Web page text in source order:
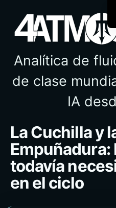
Analítica de
de clase
IA
La Cuchilla y
Empuñadura:
todavía
en el ciclo